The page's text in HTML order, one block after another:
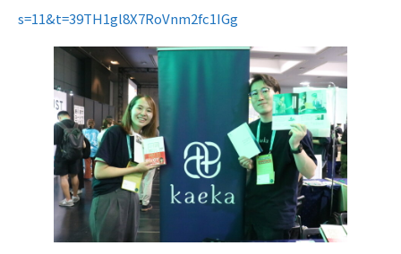
s=11&t=39TH1gl8X7RoVnm2fc1IGg